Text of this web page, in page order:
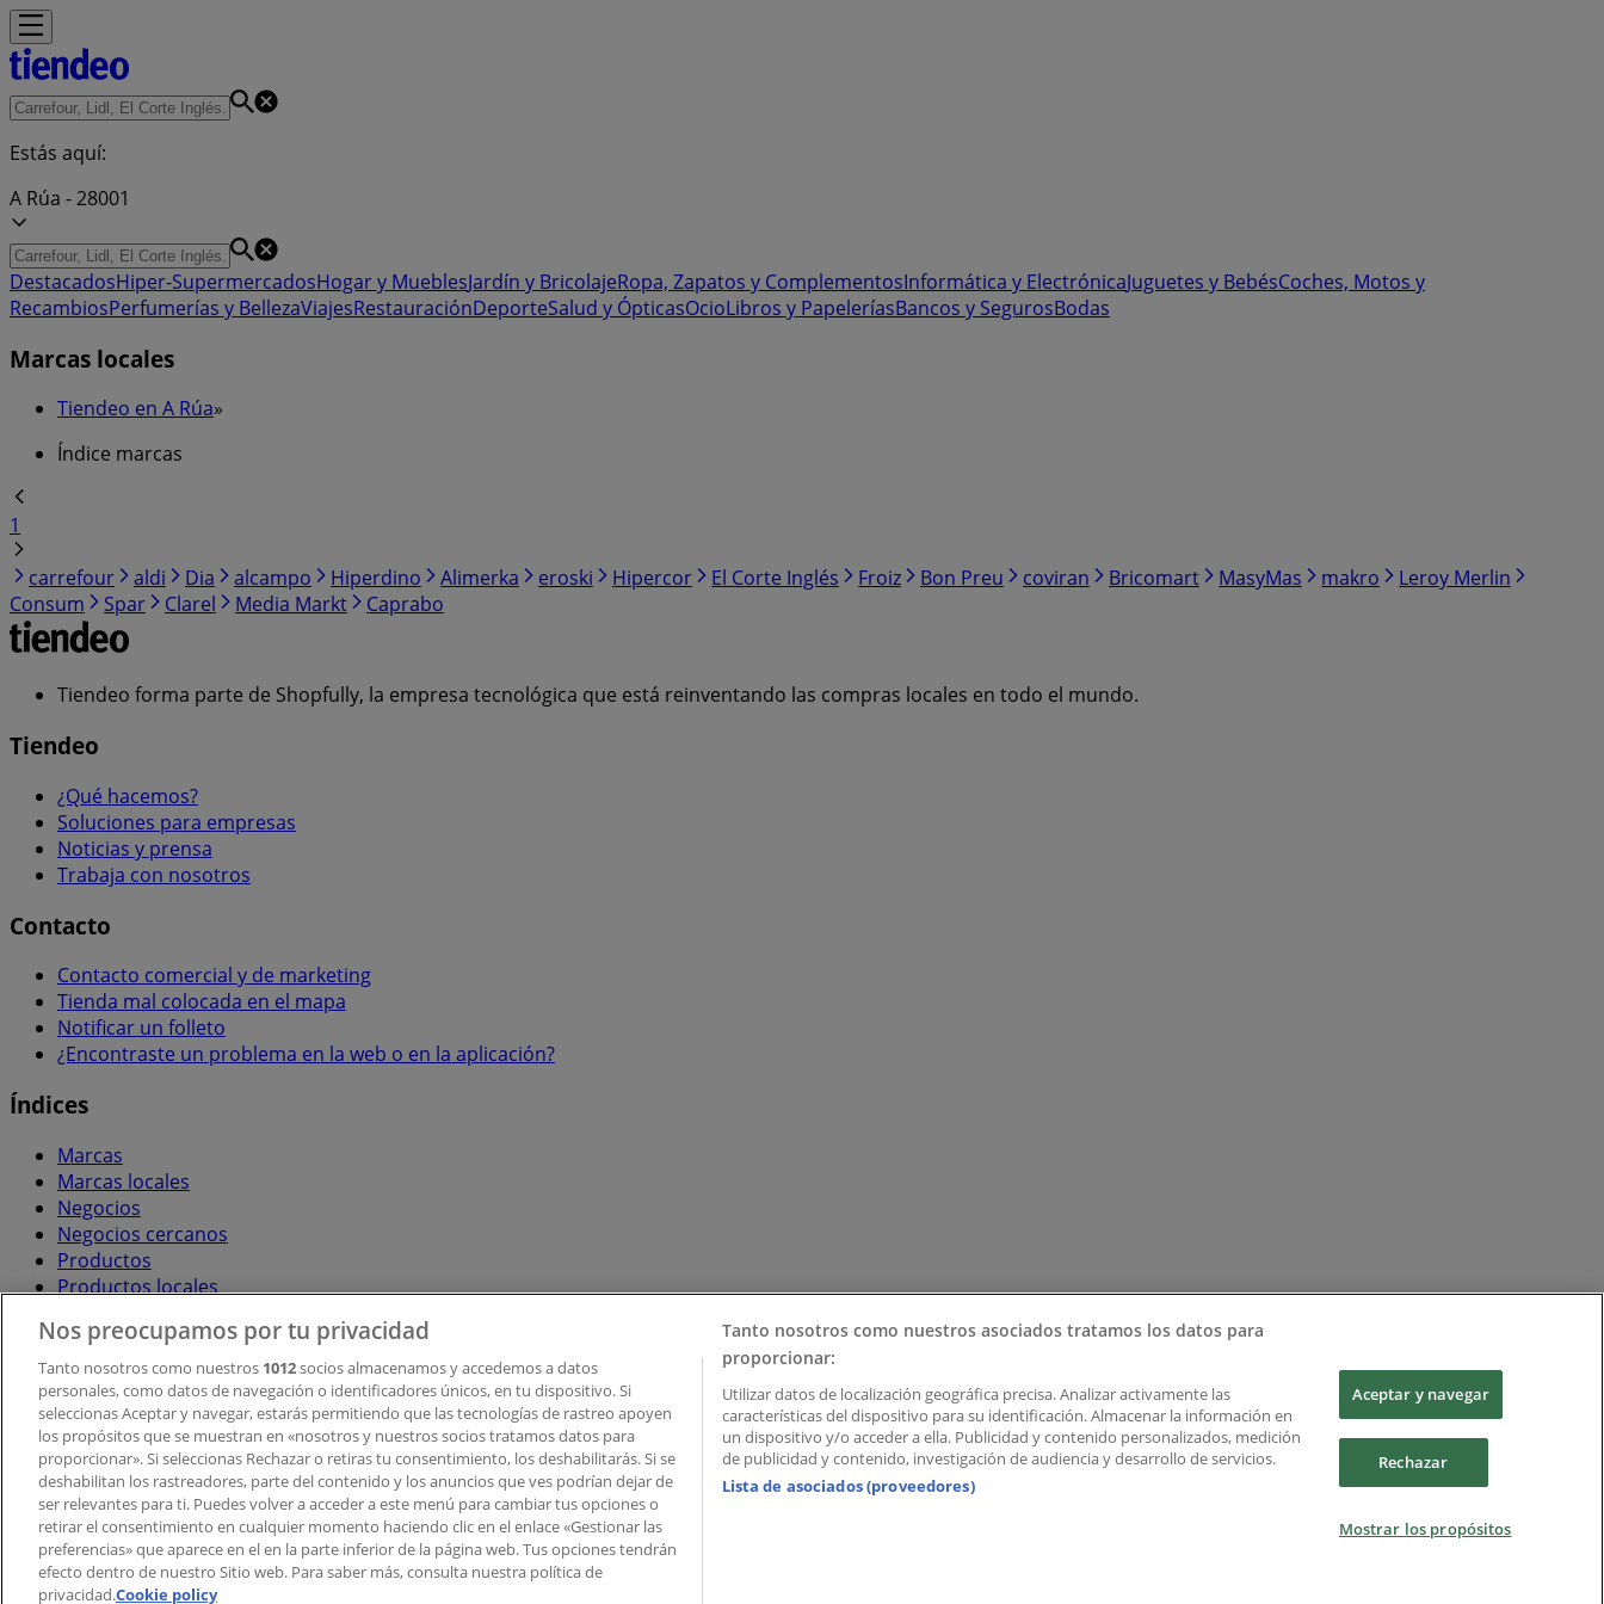
Estás aquí:
A Rúa - 28001
DestacadosHiper-SupermercadosHogar y MueblesJardín y BricolajeRopa, Zapatos y ComplementosInformática y ElectrónicaJuguetes y BebésCoches, Motos y
RecambiosPerfumerías y BellezaViajesRestauraciónDeporteSalud y ÓpticasOcioLibros y PapeleríasBancos y SegurosBodas
Marcas locales
Tiendeo en A Rúa»
Índice marcas
1
carrefour
aldi Dia alcampo Hiperdino Alimerka eroski Hipercor El Corte Inglés Froiz Bon Preu coviran Bricomart MasyMas makro
Leroy Merlin
Consum
Spar Clarel Media Markt Caprabo
Tiendeo forma parte de Shopfully, la empresa tecnológica que está reinventando las compras locales en todo el mundo.
Tiendeo
¿Qué hacemos?
Soluciones para empresas
Noticias y prensa
Trabaja con nosotros
Contacto
Contacto comercial y de marketing
Tienda mal colocada en el mapa
Notificar un folleto
¿Encontraste un problema en la web o en la aplicación?
Índices
Marcas
Marcas locales
Negocios
Negocios cercanos
Productos
Productos locales
Descargar la APP Tiendeo
Copyright © Tiendeo ® 2026 · Shopfully Marketing S.L.U. – Palau de Mar – 08039 Barcelona, Spain
Términos y condicionesPolítica de privacidad
Nos preocupamos por tu privacidad
Tanto nosotros como nuestros 1012socios almacenamos y accedemos a datos
personales, como datos de navegación o identificadores únicos, en tu dispositivo. Si
seleccionas Aceptar y navegar, estarás permitiendo que las tecnologías de rastreo apoyen
los propósitos que se muestran en «nosotros y nuestros socios tratamos datos para
proporcionar». Si seleccionas Rechazar o retiras tu consentimiento, los deshabilitarás. Si se
deshabilitan los rastreadores, parte del contenido y los anuncios que ves podrían dejar de
ser relevantes para ti. Puedes volver a acceder a este menú para cambiar tus opciones o
retirar el consentimiento en cualquier momento haciendo clic en el enlace «Gestionar las
preferencias» que aparece en el en la parte inferior de la página web. Tus opciones tendrán
efecto dentro de nuestro Sitio web. Para saber más, consulta nuestra política de
privacidad.Cookie policy
Tanto nosotros como nuestros asociados tratamos los datos para
proporcionar:
Utilizar datos de localización geográfica precisa. Analizar activamente las
características del dispositivo para su identificación. Almacenar la información en
un dispositivo y/o acceder a ella. Publicidad y contenido personalizados, medición
de publicidad y contenido, investigación de audiencia y desarrollo de servicios.
Lista de asociados (proveedores)
Aceptar y navegar
Rechazar
Mostrar los propósitos